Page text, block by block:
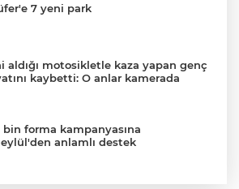
7 yeni park
aldığı motosikletle kaza yapan genç
kaybetti: O anlar kamerada
bin forma kampanyasına
anlamlı destek